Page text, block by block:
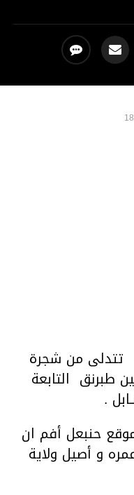
تتدلى من شجرة
طبرنق التابعة
.
حنبعل أفم ان
و أصيل ولاية